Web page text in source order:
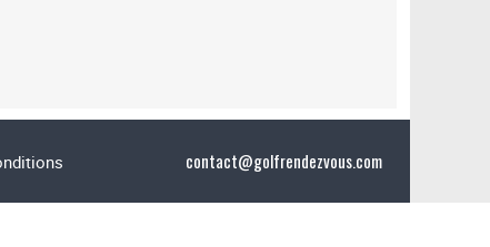
contact@golfrendezvous.com